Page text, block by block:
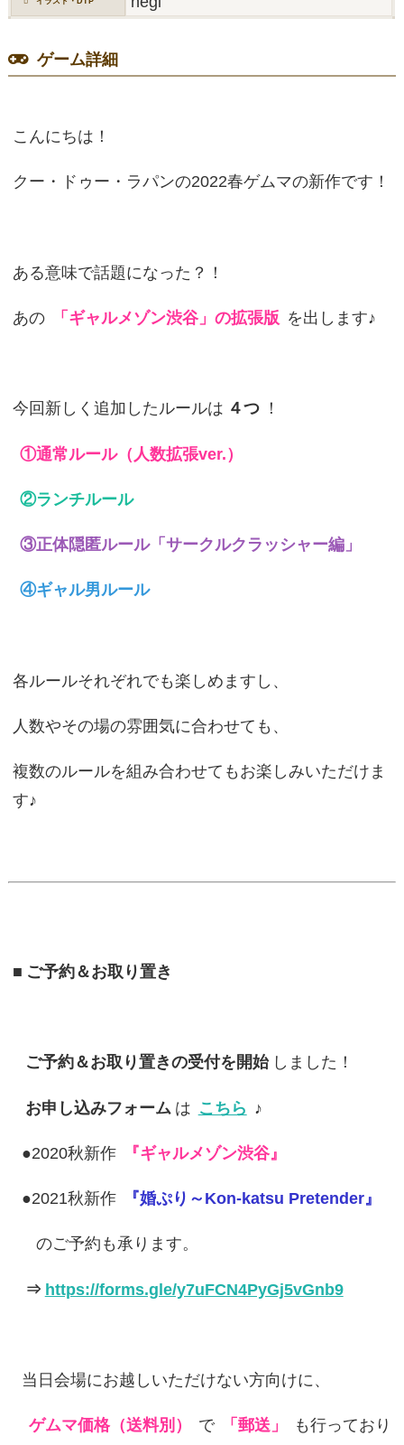
ゲーム詳細
こんにちは！
クー・ドゥー・ラパンの2022春ゲムマの新作です！
ある意味で話題になった？！
あの 「ギャルメゾン渋谷」の拡張版 を出します♪
今回新しく追加したルールは ４つ ！
①通常ルール（人数拡張ver.）
②ランチルール
③正体隠匿ルール「サークルクラッシャー編」
④ギャル男ルール
各ルールそれぞれでも楽しめますし、
人数やその場の雰囲気に合わせても、
複数のルールを組み合わせてもお楽しみいただけま
す♪
■ ご予約＆お取り置き
ご予約＆お取り置きの受付を開始 しました！
お申し込みフォーム は こちら ♪
●2020秋新作 『ギャルメゾン渋谷』
●2021秋新作 『婚ぷり～Kon-katsu Pretender』
のご予約も承ります。
⇒ https://forms.gle/y7uFCN4PyGj5vGnb9
当日会場にお越しいただけない方向けに、
ゲムマ価格（送料別） で 「郵送」
も行っており